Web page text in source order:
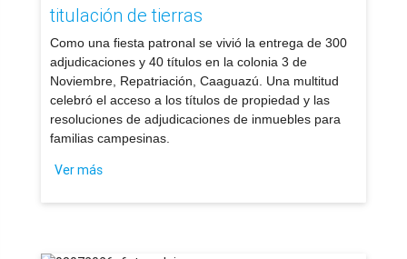
titulación de tierras
Como una fiesta patronal se vivió la entrega de 300
adjudicaciones y 40 títulos en la colonia 3 de
Noviembre, Repatriación, Caaguazú. Una multitud
celebró el acceso a los títulos de propiedad y las
resoluciones de adjudicaciones de inmuebles para
familias campesinas.
Ver más